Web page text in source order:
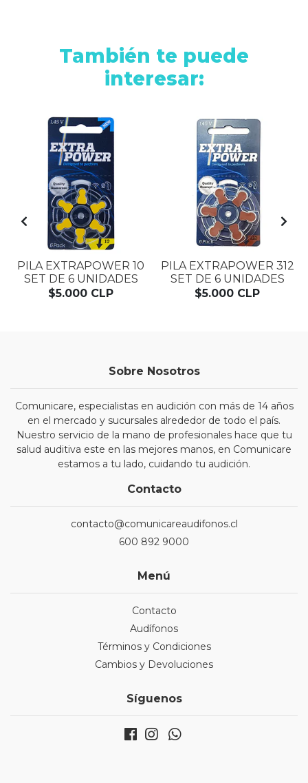
También te puede
interesar:
PILA EXTRAPOWER 10
SET DE 6 UNIDADES
$5.000 CLP
PILA EXTRAPOWER 312
SET DE 6 UNIDADES
$5.000 CLP
Sobre Nosotros
Comunicare, especialistas en audición con más de 14 años
en el mercado y sucursales alrededor de todo el país.
Nuestro servicio de la mano de profesionales hace que tu
salud auditiva este en las mejores manos, en Comunicare
estamos a tu lado, cuidando tu audición.
Contacto
contacto@comunicareaudifonos.cl
600 892 9000
Menú
Contacto
Audífonos
Términos y Condiciones
Cambios y Devoluciones
Síguenos